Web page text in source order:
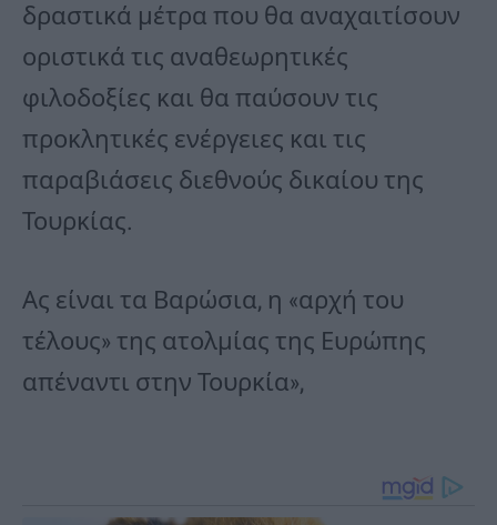
δραστικά μέτρα που θα αναχαιτίσουν
οριστικά τις αναθεωρητικές
φιλοδοξίες και θα παύσουν τις
προκλητικές ενέργειες και τις
παραβιάσεις διεθνούς δικαίου της
Τουρκίας.
Ας είναι τα Βαρώσια, η «αρχή του
τέλους» της ατολμίας της Ευρώπης
απέναντι στην Τουρκία»,